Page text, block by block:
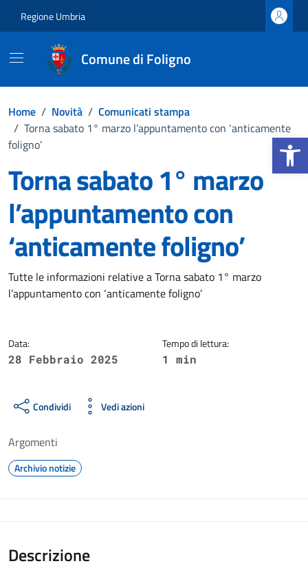
Apri la
Regione Umbria
Comune di Foligno
Home / Novità / Comunicati stampa
/ Torna sabato 1° marzo l’appuntamento con ‘anticamente
foligno’
Torna sabato 1° marzo
l’appuntamento con
‘anticamente foligno’
Dettagli della notizia
Tutte le informazioni relative a Torna sabato 1° marzo
l’appuntamento con ‘anticamente foligno’
Data:
28 Febbraio 2025
Tempo di lettura:
1 min
Condividi Vedi azioni
Argomenti
Archivio notizie
Descrizione